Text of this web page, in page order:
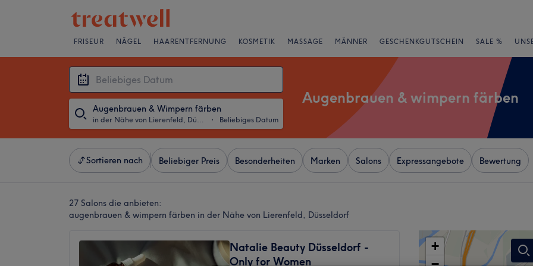
FRISEUR NÄGEL HAARENTFERNUNG KOSMETIK MASSAGE MÄNNER GESCHENKGUTSCHEIN SALE %
Augenbrauen & Wimpern färben
in der Nähe von Lierenfeld, Düsseldorf ・ Beliebiges Datum
Augenbrauen & wimpern färben
Sortieren nach Beliebiger Preis Besonderheiten Marken Salons Expressangebote Bewertung
27 Salons die anbieten:
augenbrauen & wimpern färben in der Nähe von Lierenfeld, Düsseldorf
Natalie Beauty Düsseldorf -
Only for Women
+